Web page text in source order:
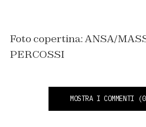
Foto copertina: ANSA/
PERCOSSI
MOSTRA I COMMENTI